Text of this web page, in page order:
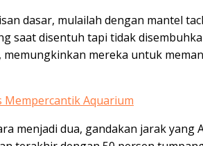
dasar, mulailah dengan mantel
saat disentuh tapi tidak
memungkinkan mereka untuk
Mempercantik Aquarium
menjadi dua, gandakan jarak